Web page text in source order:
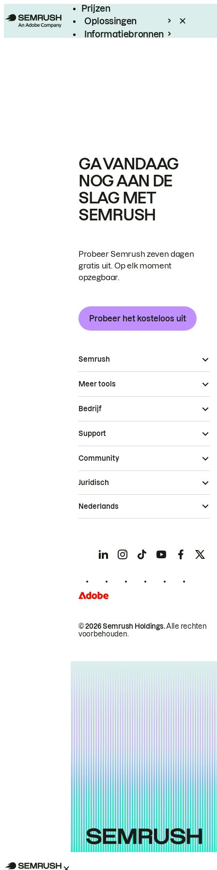
Prijzen
Oplossingen
Informatiebronnen
GA VANDAAG
NOG AAN DE
SLAG MET
SEMRUSH
Probeer Semrush zeven dagen
gratis uit. Op elk moment
opzegbaar.
Probeer het kosteloos uit
Semrush
Meer tools
Bedrijf
Support
Community
© 2026 Semrush Holdings.Alle rechten
voorbehouden.
Juridisch
Nederlands